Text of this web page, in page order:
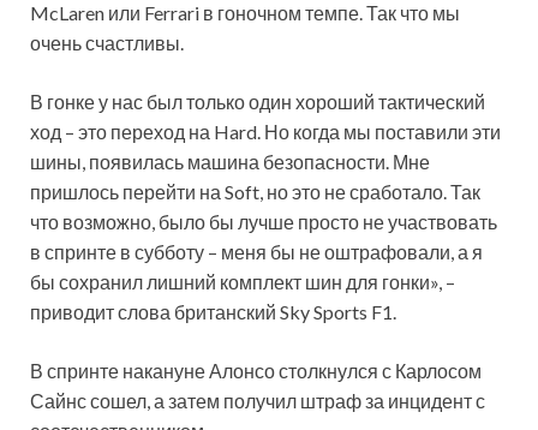
McLaren или Ferrari в гоночном темпе. Так что мы
очень счастливы.
В гонке у нас был только один хороший тактический
ход – это переход на Hard. Но когда мы поставили эти
шины, появилась машина безопасности. Мне
пришлось перейти на Soft, но это не сработало. Так
что возможно, было бы лучше просто не участвовать
в спринте в субботу – меня бы не оштрафовали, а я
бы сохранил лишний комплект шин для гонки», –
приводит слова британский Sky Sports F1.
В спринте накануне Алонсо столкнулся с Карлосом
Сайнс сошел, а затем получил штраф за инцидент с